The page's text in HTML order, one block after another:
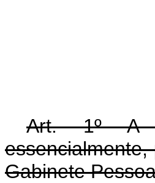
Art. 1º A
Gabinete